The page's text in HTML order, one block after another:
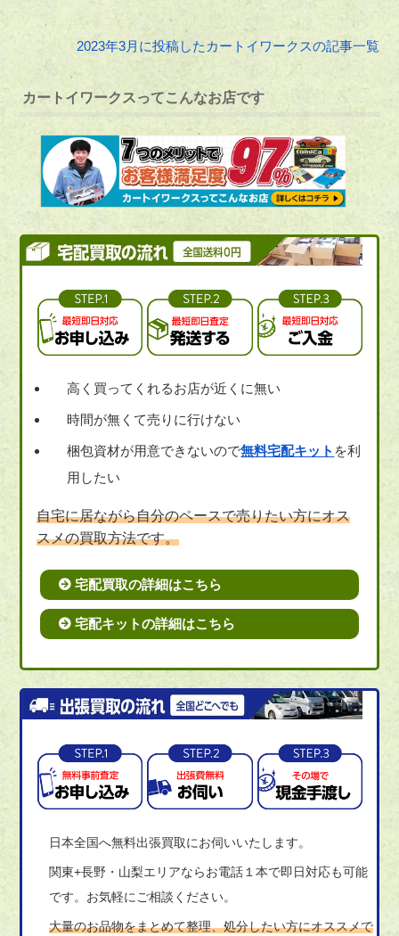
2023年3月に投稿したカートイワークスの記事一覧
カートイワークスってこんなお店です
高く買ってくれるお店が近くに無い
時間が無くて売りに行けない
梱包資材が用意できないので無料宅配キット を利
用したい
自宅に居ながら自分のペースで売りたい方にオス
スメの買取方法です。
宅配買取の詳細はこちら
宅配キットの詳細はこちら
日本全国へ無料出張買取にお伺いいたします。
関東+長野・山梨エリアならお電話１本で即日対応も可能
です。お気軽にご相談ください。
大量のお品物をまとめて整理、処分したい方にオススメで